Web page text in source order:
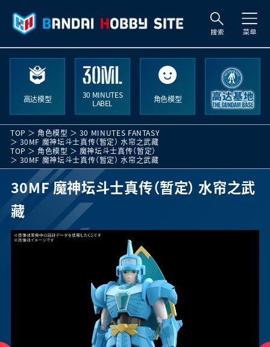
高达模型
30 MINUTES
LABEL
角色模型
TOP 角色模型
30 MINUTES FANTASY
30MF 魔神坛斗士真传（暂定） 水帘之武藏
TOP
角色模型
魔神坛斗士真传（暂定）
30MF 魔神坛斗士真传（暂定） 水帘之武藏
30MF 魔神坛斗士真传（暂定） 水帘之武
藏